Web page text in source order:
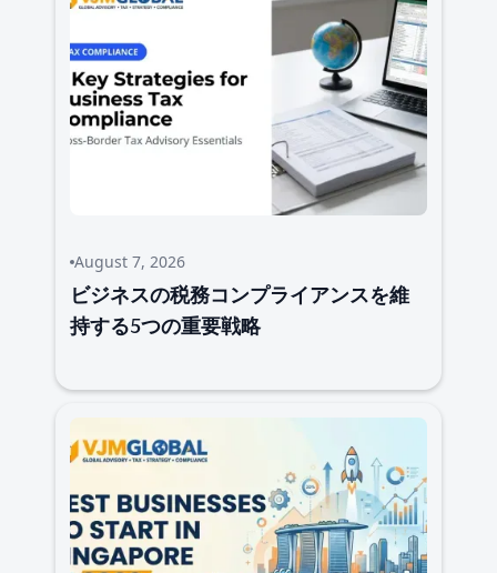
August 7, 2026
ビジネスの税務コンプライアンスを維
持する5つの重要戦略